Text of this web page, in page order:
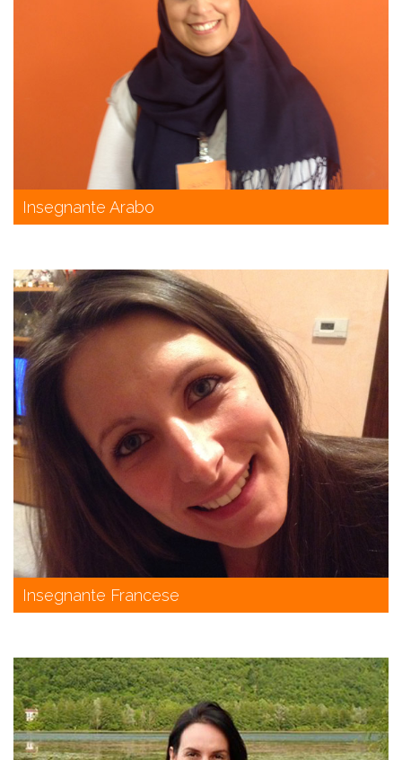
Insegnante Arabo
Insegnante Francese